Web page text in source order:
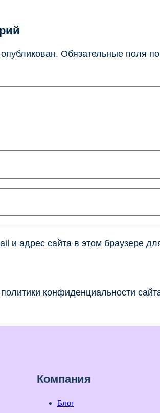
Обязательные поля
и адрес сайта в этом браузере
конфиденциальности
Компания
Блог